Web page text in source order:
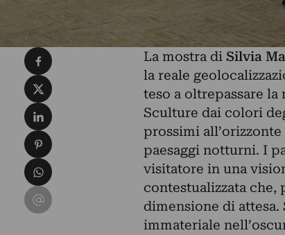
La mostra di Silvia
la reale
teso a oltrepassare
Sculture dai colori
prossimi
paesaggi notturni. I
visitatore in una
contestualizzata
dimensione di
immateriale
Condividi su Facebook
Condividi su X
Condividi su LinkedIn
Condividi su Pinterest
Condividi su WhatsApp
Condividi su Email